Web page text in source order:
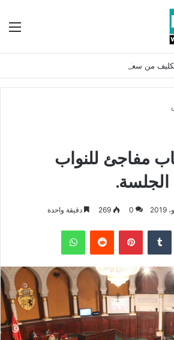
مفاجئ للنواب
0
269 دقيقة واحدة
بينتيريست واتساب